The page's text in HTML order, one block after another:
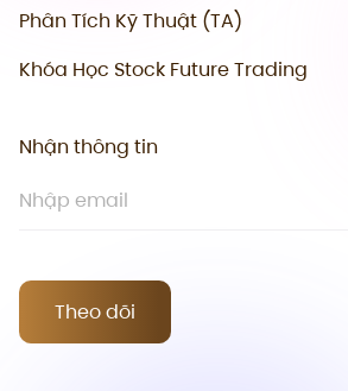
Phân Tích Kỹ Thuật (TA)
Khóa Học Stock Future Trading
Nhận thông tin
Theo dõi